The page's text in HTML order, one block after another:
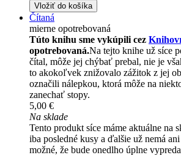
Vložiť do košíka
Čítaná
mierne opotrebovaná
Túto knihu sme vykúpili cez
opotrebovaná.Na tejto knihe už síce
čítal, môže jej chýbať prebal, nie je
to akokoľvek znižovalo zážitok z jej
označili nálepkou, ktorá môže na
zanechať stopy.
5,00 €
Na sklade
Tento produkt síce máme aktuálne na
iba posledné kusy a ďalšie už nemá
možné, že bude onedlho úplne